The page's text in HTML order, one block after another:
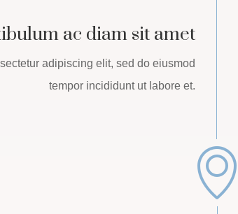
ac diam sit amet
adipiscing elit, sed do eiusmod
tempor incididunt ut labore et.